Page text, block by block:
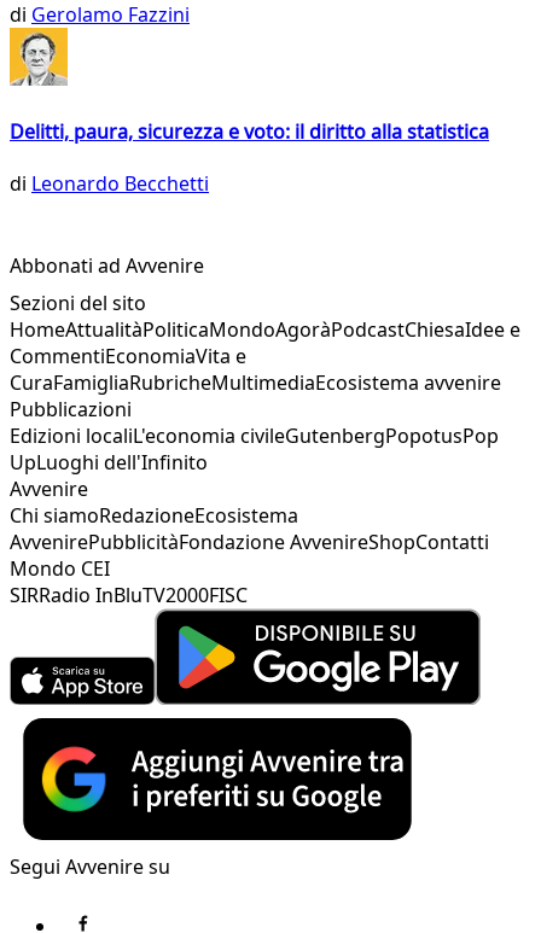
di Gerolamo Fazzini
Delitti, paura, sicurezza e voto: il diritto alla statistica
di Leonardo Becchetti
Abbonati ad Avvenire
Sezioni del sito
HomeAttualitàPoliticaMondoAgoràPodcastChiesaIdee e
CommentiEconomiaVita e
CuraFamigliaRubricheMultimediaEcosistema avvenire
Pubblicazioni
Edizioni localiL'economia civileGutenbergPopotusPop
UpLuoghi dell'Infinito
Avvenire
Chi siamoRedazioneEcosistema
AvvenirePubblicitàFondazione AvvenireShopContatti
Mondo CEI
SIRRadio InBluTV2000FISC
Segui Avvenire su